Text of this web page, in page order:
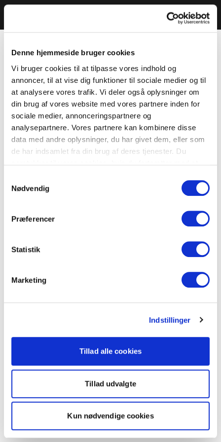
Denne hjemmeside bruger cookies
Vi bruger cookies til at tilpasse vores indhold og
annoncer, til at vise dig funktioner til sociale medier og til
at analysere vores trafik. Vi deler også oplysninger om
din brug af vores website med vores partnere inden for
sociale medier, annonceringspartnere og
analysepartnere. Vores partnere kan kombinere disse
data med andre oplysninger, du har givet dem, eller som
de har indsamlet fra din brug af deres tjenester. Du
Nødvendig
Præferencer
Statistik
Marketing
Indstillinger
Tillad alle cookies
Tillad udvalgte
Kun nødvendige cookies